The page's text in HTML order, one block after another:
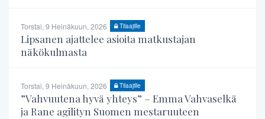
Torstai, 9 Heinäkuun, 2026 Tilaajille
Lipsanen ajattelee asioita matkustajan
näkökulmasta
Torstai, 9 Heinäkuun, 2026 Tilaajille
”Vahvuutena hyvä yhteys” – Emma Vahvaselkä
ja Rane agilityn Suomen mestaruuteen